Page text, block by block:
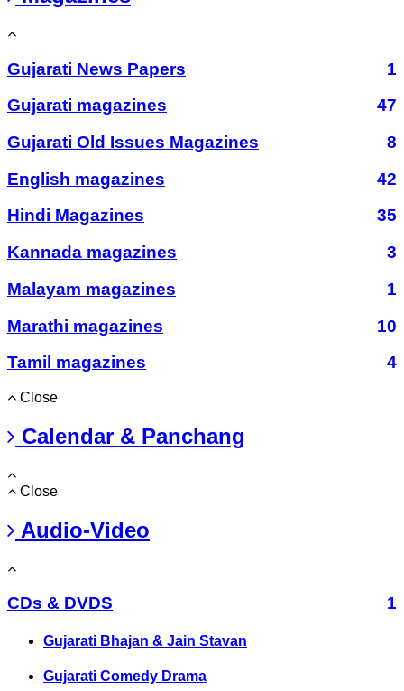
Gujarati News Papers
1
Gujarati magazines
47
Gujarati Old Issues Magazines
8
English magazines
42
Hindi Magazines
35
Kannada magazines
3
Malayam magazines
1
Marathi magazines
10
Tamil magazines
4
Close
Calendar & Panchang
Close
Audio-Video
CDs & DVDS 1
Gujarati Bhajan & Jain Stavan
Gujarati Comedy Drama